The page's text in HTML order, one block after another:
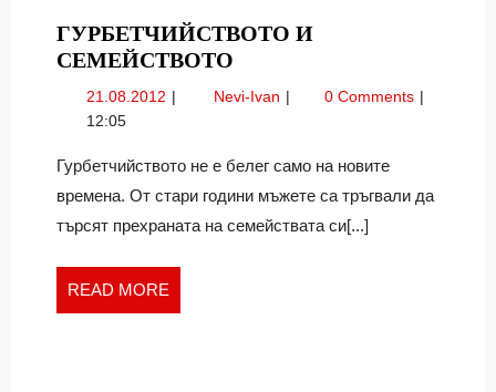
ГУРБЕТЧИЙСТВОТО И
СЕМЕЙСТВОТО
И
СЕМЕЙСТВОТО
21.08.2012 21.08.2012Nevi-Ivan Гурбетчийството
0 Comments
12:05
Гурбетчийството не е белег само на новите
времена. От стари години мъжете са тръгвали да
търсят прехраната на семействата си[...]
READ MORE
MORE